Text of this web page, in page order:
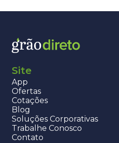
Site
App
Ofertas
Cotações
Blog
Soluções Corporativas
Trabalhe Conosco
Contato